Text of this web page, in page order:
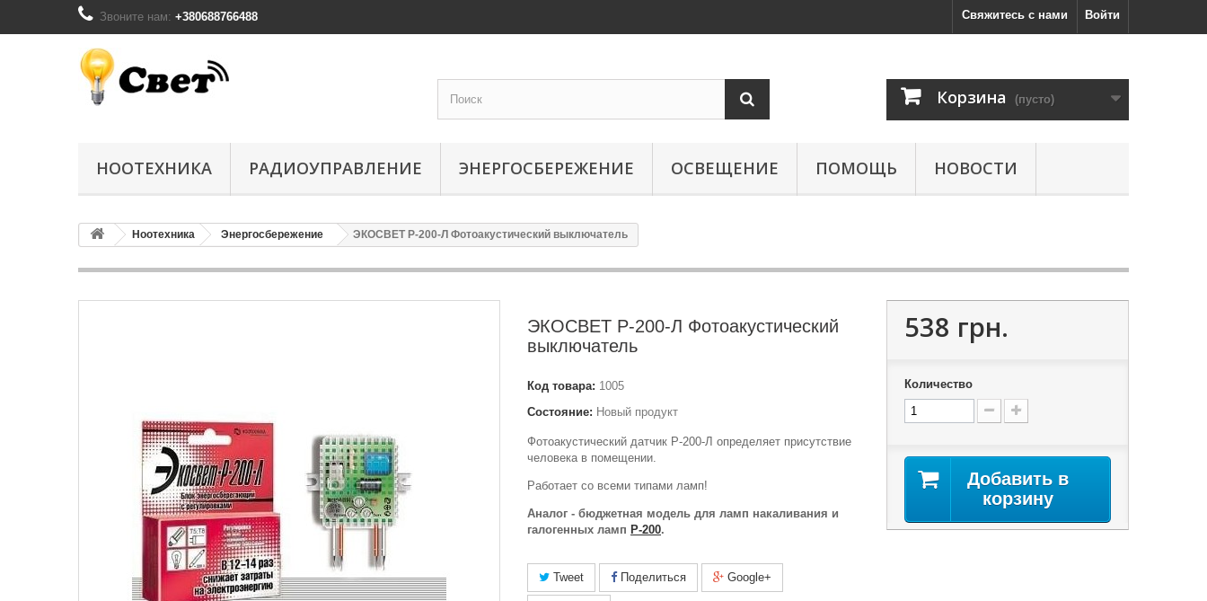
Войти
Свяжитесь с нами
Звоните нам: +380688766488
Корзина (пусто)
НООТЕХНИКА РАДИОУПРАВЛЕНИЕ ЭНЕРГОСБЕРЕЖЕНИЕ ОСВЕЩЕНИЕ ПОМОЩЬ НОВОСТИ
Ноотехника Энергосбережение ЭКОСВЕТ Р-200-Л Фотоакустический выключатель
ЭКОСВЕТ Р-200-Л Фотоакустический
выключатель
Код товара: 1005
Состояние: Новый продукт
Фотоакустический датчик Р-200-Л определяет присутствие
человека в помещении.
Работает со всеми типами ламп!
Аналог - бюджетная модель для ламп накаливания и
галогенных ламп Р-200.
Tweet Поделиться Google+
538 грн.
Количество
Добавить в
корзину